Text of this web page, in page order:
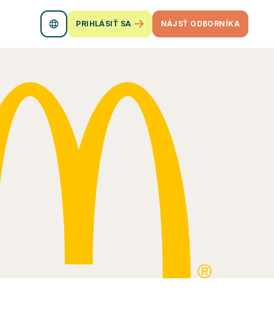
PRIHLÁSIŤ SA NÁJSŤ ODBORNÍKA